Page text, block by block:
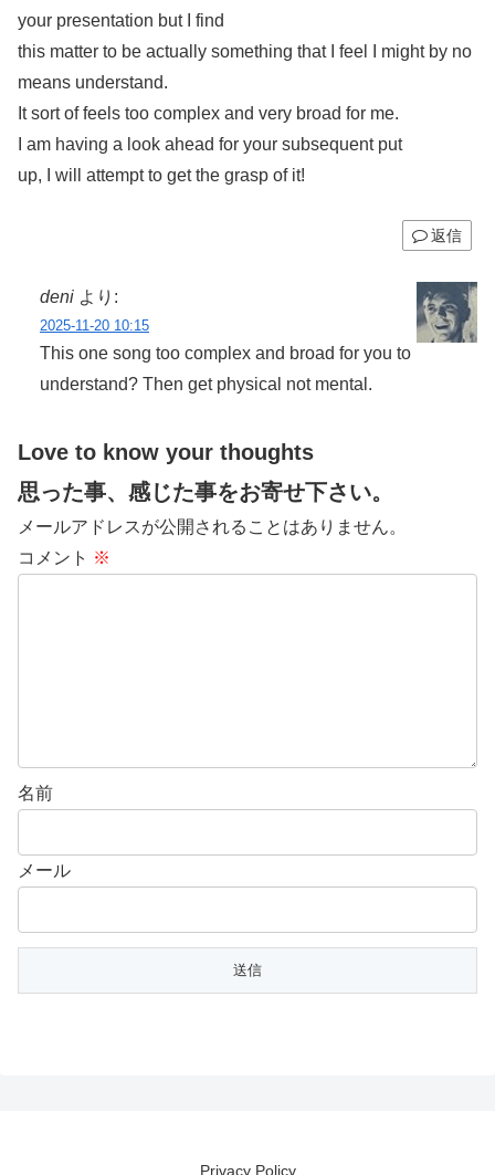
your presentation but I find
this matter to be actually something that I feel I might by no
means understand.
It sort of feels too complex and very broad for me.
I am having a look ahead for your subsequent put
up, I will attempt to get the grasp of it!
返信
deni より:
2025-11-20 10:15
This one song too complex and broad for you to
understand? Then get physical not mental.
Love to know your thoughts
思った事、感じた事をお寄せ下さい。
メールアドレスが公開されることはありません。
コメント ※
名前
メール
Privacy Policy